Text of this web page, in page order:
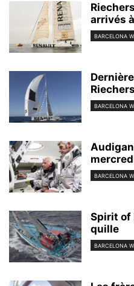
arrivés
BARCELONA
BARCELONA
BARCELONA
Spirit of
quille
BARCELONA